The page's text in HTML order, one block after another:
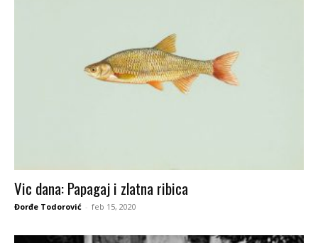
Vic dana: Papagaj i zlatna ribica
Đorđe Todorović - feb 15, 2020